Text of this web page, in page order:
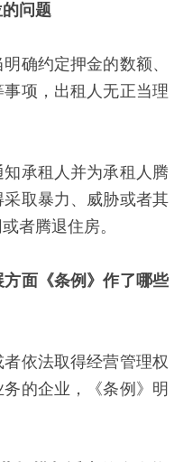
问题
确约定押金的数额、
项，出租人无正当理
承租人并为承租人腾
取暴力、威胁或者其
者腾退住房。
面《条例》作了哪些
依法取得经营管理权
的企业，《条例》明